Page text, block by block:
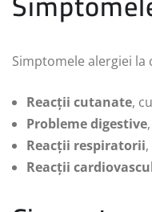
Simptomele alergiei la
Reacții cutanate,
Probleme digestive
Reacții respiratorii
Reacții